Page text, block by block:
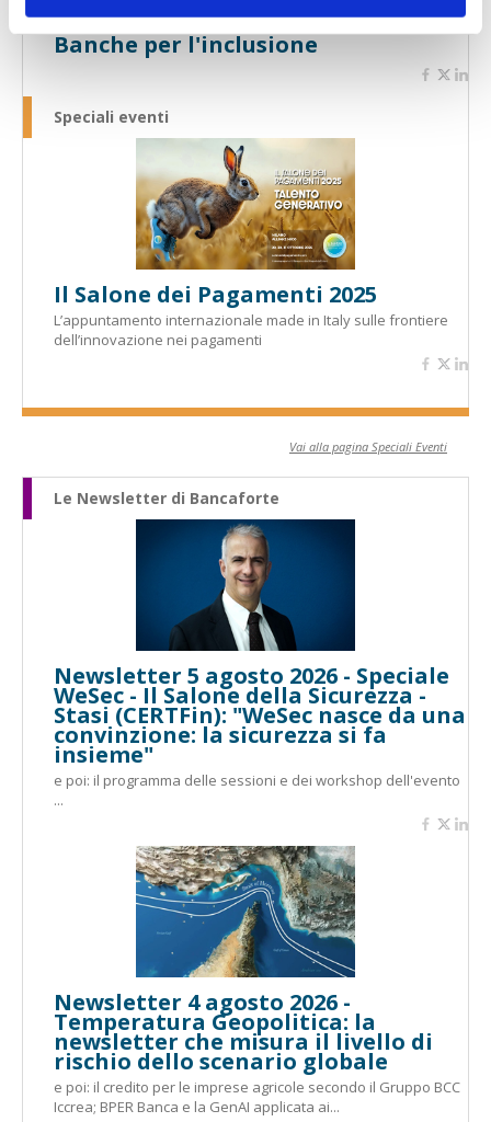
Banche per l'inclusione
Speciali eventi
Il Salone dei Pagamenti 2025
L’appuntamento internazionale made in Italy sulle frontiere
dell’innovazione nei pagamenti
Vai alla pagina Speciali Eventi
Le Newsletter di Bancaforte
Newsletter 5 agosto 2026 - Speciale
WeSec - Il Salone della Sicurezza -
Stasi (CERTFin): "WeSec nasce da una
convinzione: la sicurezza si fa
insieme"
e poi: il programma delle sessioni e dei workshop dell'evento
...
Newsletter 4 agosto 2026 -
Temperatura Geopolitica: la
newsletter che misura il livello di
rischio dello scenario globale
e poi: il credito per le imprese agricole secondo il Gruppo BCC
Iccrea; BPER Banca e la GenAI applicata ai...